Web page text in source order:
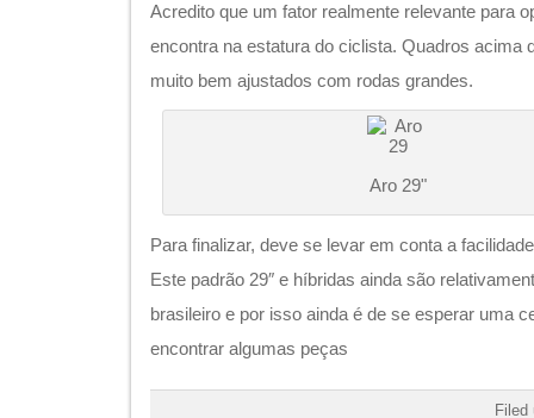
Acredito que um fator realmente relevante para
encontra na estatura do ciclista. Quadros acima
muito bem ajustados com rodas grandes.
Aro 29"
Para finalizar, deve se levar em conta a
Este padrão 29″ e híbridas ainda são
brasileiro e por isso ainda é de se esperar uma
encontrar algumas peças